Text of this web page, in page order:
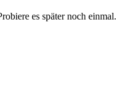
es später noch einmal.